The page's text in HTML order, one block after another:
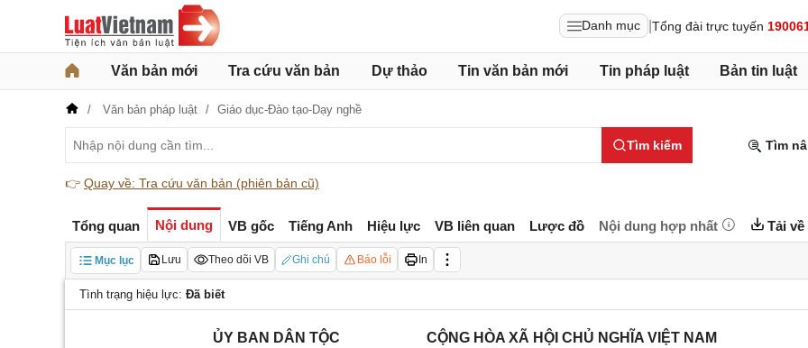
Danh mục Tổng đài trực tuyến
Văn bản mới Tra cứu văn bản Dự thảo Tin văn bản mới Tin pháp luật Bản tin luật
Văn bản pháp luật Giáo dục-Đào tạo-Dạy nghề
Tìm kiếm Tìm
👉 Quay về: Tra cứu văn bản (phiên bản cũ)
Tổng quan Nội dung VB gốc Tiếng Anh Hiệu lực VB liên quan Lược đồ Nội dung hợp nhất Tải về
Mục lục Lưu Theo dõi VB Ghi chú Báo lỗi In
Tình trạng hiệu lực: Đã biết
ỦY BAN DÂN TỘC
CỘNG HÒA XÃ HỘI CHỦ NGHĨA VIỆT NAM